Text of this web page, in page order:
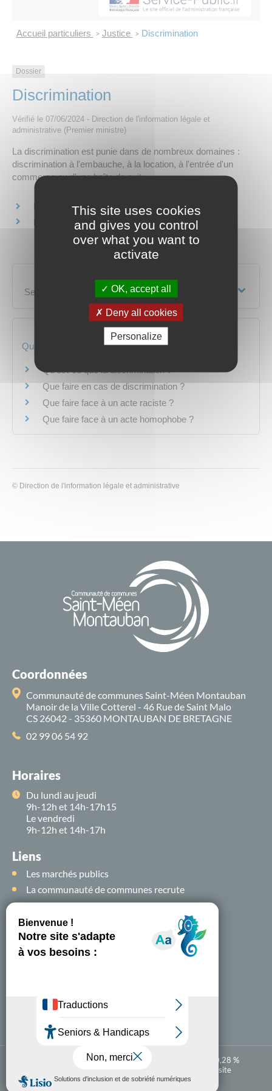
Eau et assainissement
Travaux
Annuaire de contacts
Les offres d’emploi de la communauté de
Accueil particuliers > Justice > Discrimination
Dossier
Discrimination
Vérifié le 07/06/2024 - Direction de l'information légale et
administrative (Premier ministre)
La discrimination est punie dans de nombreux domaines :
discrimination à l'embauche, à la location, à l'entrée d'un
commerce ou d'une boîte de nuit...
Discrimination au travail
Discrimination à la location
Services en ligne et formulaires
Questions ? Réponses !
Qu'est-ce que la discrimination ?
Que faire en cas de discrimination ?
Que faire face à un acte raciste ?
Que faire face à un acte homophobe ?
© Direction de l'information légale et administrative
En 1 clic
Carte
interactive
A+
Coordonnées
Communauté de communes Saint-Méen Montauban
Manoir de la Ville Cotterel - 46 Rue de Saint Malo
CS 26042 - 35360 MONTAUBAN DE BRETAGNE
02 99 06 54 92
Horaires
Du lundi au jeudi
9h-12h et 14h-17h15
Le vendredi
9h-12h et 14h-17h
Liens
Les marchés publics
La communauté de communes recrute
Suivez-nous sur
les
réseaux sociaux !
Nous contacter
Accessibilité numérique : partiellement conforme à 80,28 %
Plan du site
This site uses cookies
and gives you control
over what you want to
activate
OK, accept all
Deny all cookies
Personalize